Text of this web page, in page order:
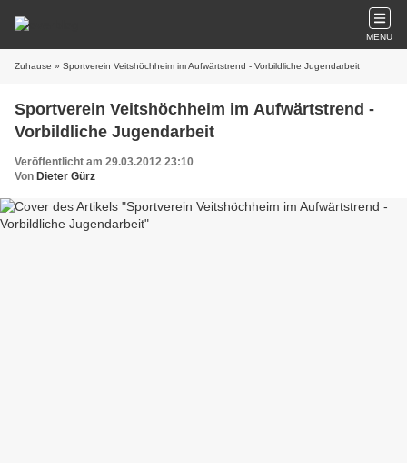
MENU
Zuhause » Sportverein Veitshöchheim im Aufwärtstrend - Vorbildliche Jugendarbeit
Sportverein Veitshöchheim im Aufwärtstrend -
Vorbildliche Jugendarbeit
Veröffentlicht am 29.03.2012 23:10
Von Dieter Gürz